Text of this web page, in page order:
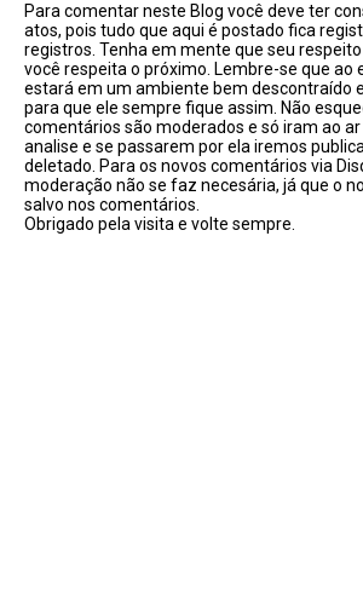
Para comentar neste Blog você deve ter
atos, pois tudo que aqui é postado fica
registros. Tenha em mente que seu
você respeita o próximo. Lembre-se que ao
estará em um ambiente bem descontraído
para que ele sempre fique assim. Não
comentários são moderados e só iram ao
analise e se passarem por ela iremos
deletado. Para os novos comentários via
moderação não se faz necesária, já que o
salvo nos comentários.
Obrigado pela visita e volte sempre.